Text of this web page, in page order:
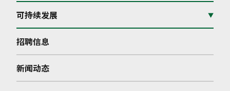
可持续发展 ▼
招聘信息
新闻动态